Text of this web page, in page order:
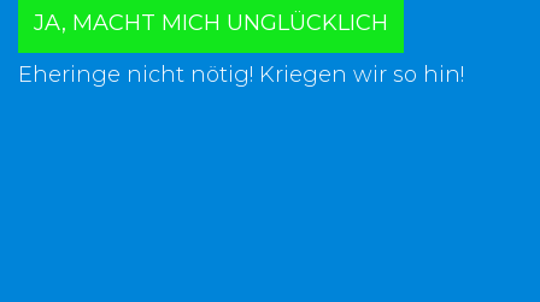
JA, MACHT MICH UNGLÜCKLICH
Eheringe nicht nötig! Kriegen wir so hin!